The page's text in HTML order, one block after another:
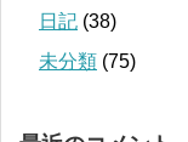
日記 (38)
未分類 (75)